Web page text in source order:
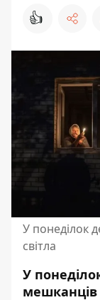
👍
У понеділок
світла
У
мешканців